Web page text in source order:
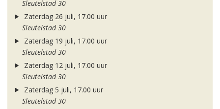
Sleutelstad 30
Zaterdag 26 juli, 17.00 uur
Sleutelstad 30
Zaterdag 19 juli, 17.00 uur
Sleutelstad 30
Zaterdag 12 juli, 17.00 uur
Sleutelstad 30
Zaterdag 5 juli, 17.00 uur
Sleutelstad 30